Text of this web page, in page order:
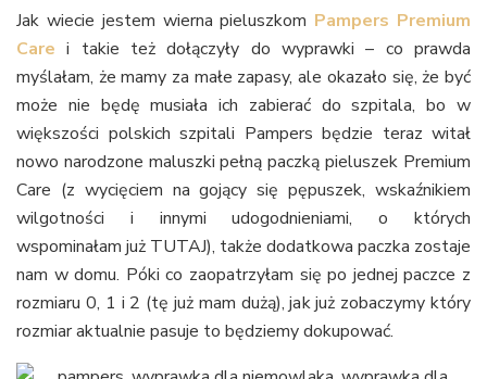
Jak wiecie jestem wierna pieluszkom Pampers Premium
Care i takie też dołączyły do wyprawki – co prawda
myślałam, że mamy za małe zapasy, ale okazało się, że być
może nie będę musiała ich zabierać do szpitala, bo w
większości polskich szpitali Pampers będzie teraz witał
nowo narodzone maluszki pełną paczką pieluszek Premium
Care (z wycięciem na gojący się pępuszek, wskaźnikiem
wilgotności i innymi udogodnieniami, o których
wspominałam już TUTAJ), także dodatkowa paczka zostaje
nam w domu. Póki co zaopatrzyłam się po jednej paczce z
rozmiaru 0, 1 i 2 (tę już mam dużą), jak już zobaczymy który
rozmiar aktualnie pasuje to będziemy dokupować.